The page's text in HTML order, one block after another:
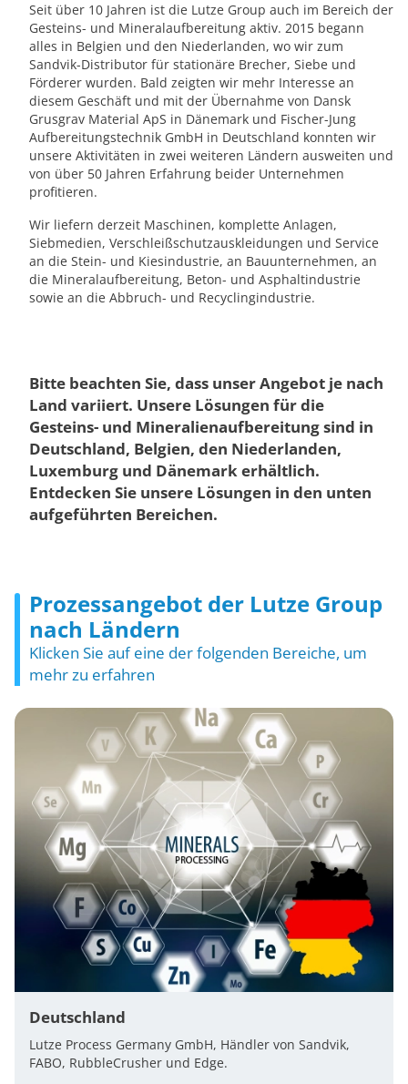
Seit über 10 Jahren ist die Lutze Group auch im Bereich der
Gesteins- und Mineralaufbereitung aktiv. 2015 begann
alles in Belgien und den Niederlanden, wo wir zum
Sandvik-Distributor für stationäre Brecher, Siebe und
Förderer wurden. Bald zeigten wir mehr Interesse an
diesem Geschäft und mit der Übernahme von Dansk
Grusgrav Material ApS in Dänemark und Fischer-Jung
Aufbereitungstechnik GmbH in Deutschland konnten wir
unsere Aktivitäten in zwei weiteren Ländern ausweiten und
von über 50 Jahren Erfahrung beider Unternehmen
profitieren.
Wir liefern derzeit Maschinen, komplette Anlagen,
Siebmedien, Verschleißschutzauskleidungen und Service
an die Stein- und Kiesindustrie, an Bauunternehmen, an
die Mineralaufbereitung, Beton- und Asphaltindustrie
sowie an die Abbruch- und Recyclingindustrie.
Bitte beachten Sie, dass unser Angebot je nach
Land variiert. Unsere Lösungen für die
Gesteins- und Mineralienaufbereitung sind in
Deutschland, Belgien, den Niederlanden,
Luxemburg und Dänemark erhältlich.
Entdecken Sie unsere Lösungen in den unten
aufgeführten Bereichen.
Prozessangebot der Lutze Group
nach Ländern
Klicken Sie auf eine der folgenden Bereiche, um
mehr zu erfahren
Deutschland
Lutze Process Germany GmbH, Händler von Sandvik,
FABO, RubbleCrusher und Edge.